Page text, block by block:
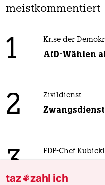
meistkommentiert
1 Krise der
AfD-Wählen
2 Zivildienst
3 FDP-Chef
taz zahl ich